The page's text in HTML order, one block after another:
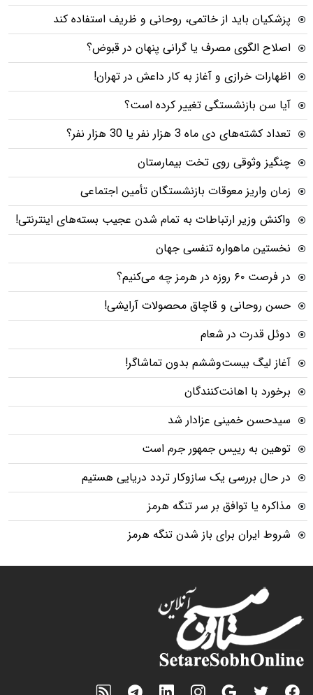
پزشکیان باید از خاتمی، روحانی و ظریف استفاده کند
اصلاح الگوی مصرف یا گرانی پنهان در قبوض؟
اظهارات خرازی و آغاز به کار داعش در تهران!
آیا سن بازنشستگی تغییر کرده است؟
تعداد کشته‌های دی ماه 3 هزار نفر یا 30 هزار نفر؟
چنگیز وثوقی روی تخت بیمارستان
زمان واریز معوقات بازنشستگان تأمین اجتماعی
واکنش وزیر ارتباطات به تمام شدن عجیب بسته‌های اینترنتی!
نخستین ماهواره تنفسی جهان
در فرصت ۶۰ روزه در هرمز چه می‌کنیم؟
حسن روحانی و قاچاق محصولات آرایشی!
دوئل قدرت در شعام
آغاز لیگ بیست‌وششم بدون تماشاگر!
برخورد با اهانت‌کنندگان
سیدحسن خمینی عزادار شد
توهین به رییس جمهور جرم است
در حال بررسی یک سازوکار تردد دریایی هستیم
مذاکره یا توافق بر سر تنگه هرمز
شروط ایران برای باز شدن تنگه هرمز